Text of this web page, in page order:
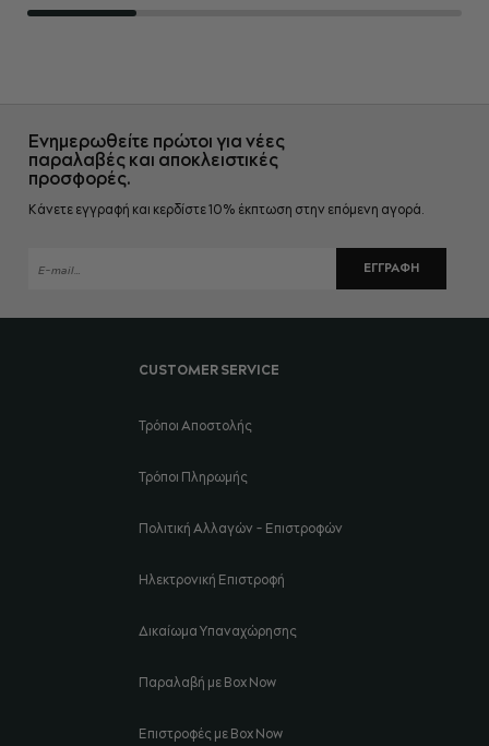
CUSTOMER SERVICE
Τρόποι Αποστολής
Τρόποι Πληρωμής
Πολιτική Αλλαγών - Επιστροφών
Ηλεκτρονική Επιστροφή
Δικαίωμα Υπαναχώρησης
Παραλαβή με Box Now
Επιστροφές με Box Now
Ενημερωθείτε πρώτοι για νέες
παραλαβές και αποκλειστικές
προσφορές.
Κάνετε εγγραφή και κερδίστε 10% έκπτωση στην επόμενη αγορά.
ΕΓΓΡΑΦΉ